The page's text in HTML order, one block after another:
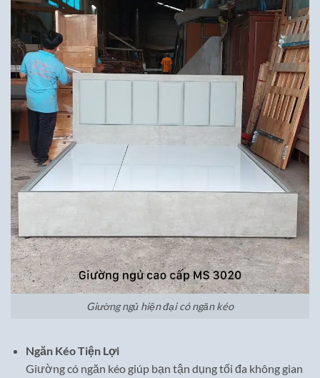
Giường ngủ hiện đại có ngăn kéo
Ngăn Kéo Tiện Lợi
Giường có ngăn kéo giúp bạn tận dụng tối đa không gian